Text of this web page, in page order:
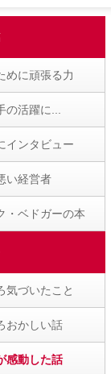
めに頑張る力
の活躍に...
インタビュー
い経営者
・ベドガーの本
気づいたこと
おかしい話
感動した話